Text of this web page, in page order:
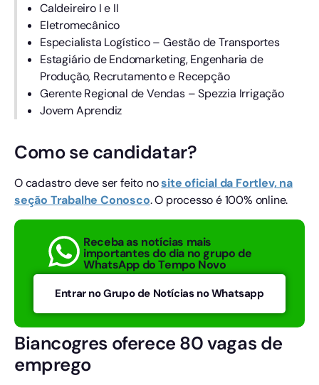
Caldeireiro I e II
Eletromecânico
Especialista Logístico – Gestão de Transportes
Estagiário de Endomarketing, Engenharia de
Produção, Recrutamento e Recepção
Gerente Regional de Vendas – Spezzia Irrigação
Jovem Aprendiz
Como se candidatar?
O cadastro deve ser feito nosite oficial da Fortlev, na
seção Trabalhe Conosco. O processo é 100% online.
Receba as notícias mais
importantes do dia no grupo de
WhatsApp do Tempo Novo
Entrar no Grupo de Notícias no Whatsapp
Biancogres oferece 80 vagas de
emprego